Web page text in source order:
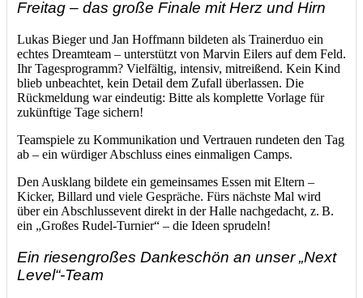
Freitag – das große Finale mit Herz und Hirn
Lukas Bieger und Jan Hoffmann bildeten als Trainerduo ein
echtes Dreamteam – unterstützt von Marvin Eilers auf dem Feld.
Ihr Tagesprogramm? Vielfältig, intensiv, mitreißend. Kein Kind
blieb unbeachtet, kein Detail dem Zufall überlassen. Die
Rückmeldung war eindeutig: Bitte als komplette Vorlage für
zukünftige Tage sichern!
Teamspiele zu Kommunikation und Vertrauen rundeten den Tag
ab – ein würdiger Abschluss eines einmaligen Camps.
Den Ausklang bildete ein gemeinsames Essen mit Eltern –
Kicker, Billard und viele Gespräche. Fürs nächste Mal wird
über ein Abschlussevent direkt in der Halle nachgedacht, z. B.
ein „Großes Rudel-Turnier“ – die Ideen sprudeln!
Ein riesengroßes Dankeschön an unser „Next
Level“-Team